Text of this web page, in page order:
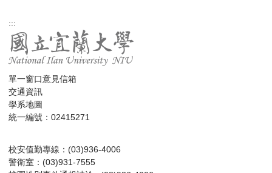
:::
單一窗口意見信箱
交通資訊
學系地圖
統一編號：02415271
校安值勤專線：(03)936-4006
警衛室：(03)931-7555